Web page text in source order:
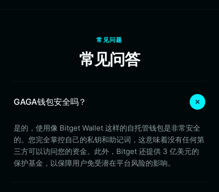
常见问题
常见问答
GAGA钱包安全吗？
是的，使用像 Bitget Wallet 这样的自托管钱包是非常安全
的。您完全掌控自己的私钥和助记词，这意味着没有任何第
三方可以访问您的资金。此外，Bitget 还提供 3 亿美元的
保护基金，以保障用户免受潜在平台风险的影响。